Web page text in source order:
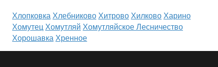
Хлопковка Хлебниково Хитрово Хилково Харино
Хомутец Хомутляй Хомутляйское Лесничество
Хорошавка Хренное